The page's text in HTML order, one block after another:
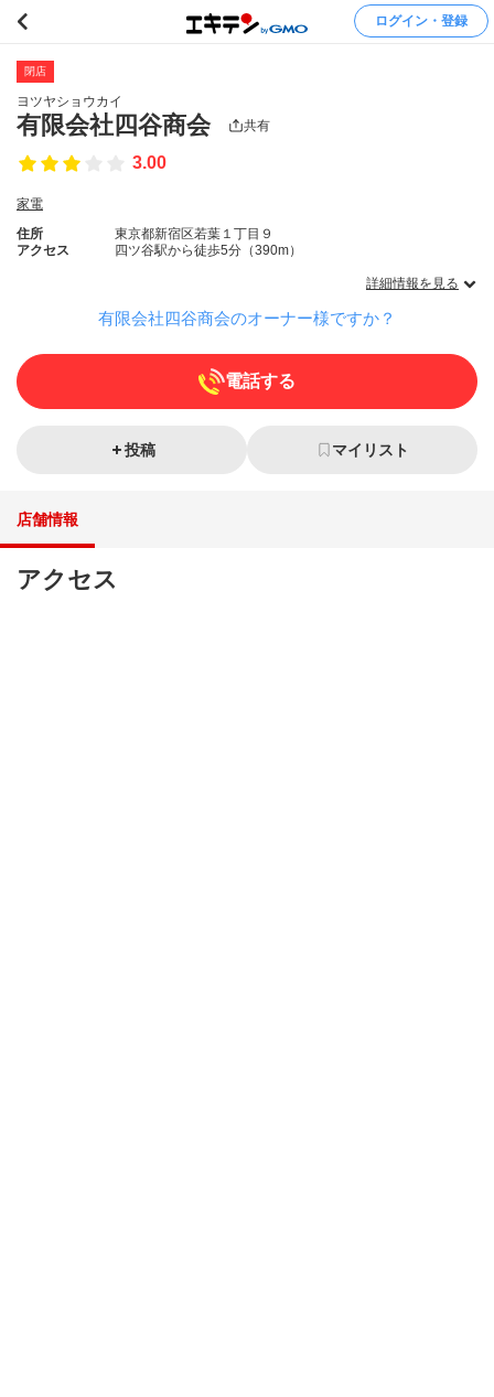
ログイン・登録
閉店
ヨツヤショウカイ
有限会社四谷商会 共有
3.00
家電
住所
東京都新宿区若葉１丁目９
アクセス
四ツ谷駅から徒歩5分（390m）
詳細情報を見る
有限会社四谷商会のオーナー様ですか？
電話する
投稿 マイリスト
店舗情報
アクセス